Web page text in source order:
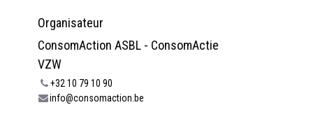
Organisateur
ConsomAction ASBL - ConsomActie
VZW
+32 10 79 10 90
info@consomaction.be